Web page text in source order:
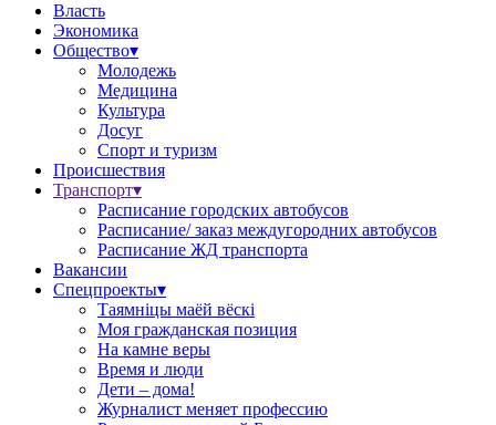
Власть
Экономика
Общество▾
Молодежь
Медицина
Культура
Досуг
Спорт и туризм
Происшествия
Транспорт▾
Расписание городских автобусов
Расписание/ заказ междугородних автобусов
Расписание ЖД транспорта
Вакансии
Спецпроекты▾
Таямніцы маёй вёскі
Моя гражданская позиция
На камне веры
Время и люди
Дети – дома!
Журналист меняет профессию